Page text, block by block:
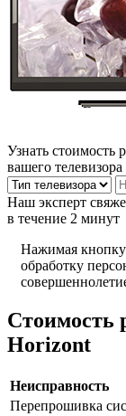
Узнать стоимость
вашего телевизора
Наш эксперт
в течение 2 минут
Нажимая кнопку
обработку
Стоимость
Horizont
Неисправность
Перепрошивка